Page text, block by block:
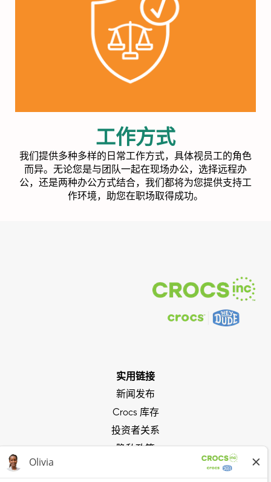
工作方式
我们提供多种多样的日常工作方式，具体视员工的角色
而异。无论您是与团队一起在现场办公，选择远程办
公，还是两种办公方式结合，我们都将为您提供支持工
作环境，助您在职场取得成功。
实用链接
新闻发布
Crocs 库存
投资者关系
隐私政策